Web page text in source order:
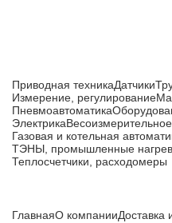
Приводная техникаДатчики
Измерение, регулирование
Пневмоавтоматика
Электрика
Газовая и котельная
ТЭНЫ, промышленные
Теплосчетчики, расходомеры
ГлавнаяО компанииДоставка